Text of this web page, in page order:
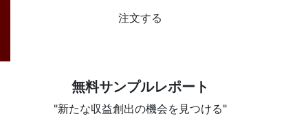
注文する
無料サンプルレポート
"新たな収益創出の機会を見つける"